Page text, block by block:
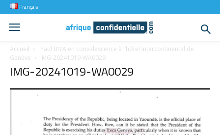
Français
Accueil
Paul BIYA en convalescence à l’hôtel Intercontinental de
Genève
IMG-20241019-WA0029
IMG-20241019-WA0029